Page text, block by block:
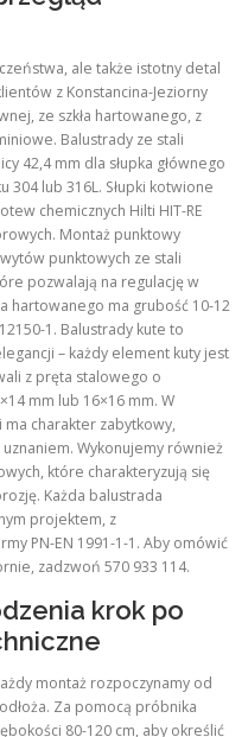
ale także istotny detal
z Konstancina-Jeziorny
ze szkła hartowanego, z
Balustrady ze stali
42,4 mm dla słupka głównego
304 lub 316L. Słupki kotwione
chemicznych Hilti HIT-RE
Montaż punktowy
punktowych ze stali
pozwalają na regulację w
hartowanego ma grubość 10-12
1. Balustrady kute to
– każdy element kuty jest
z pręta stalowego o
mm lub 16×16 mm. W
charakter zabytkowy,
Wykonujemy również
które charakteryzują się
Każda balustrada
projektem, z
PN-EN 1991-1-1. Aby omówić
zadzwoń 570 933 114.
krok po
montaż rozpoczynamy od
Za pomocą próbnika
80-120 cm, aby określić